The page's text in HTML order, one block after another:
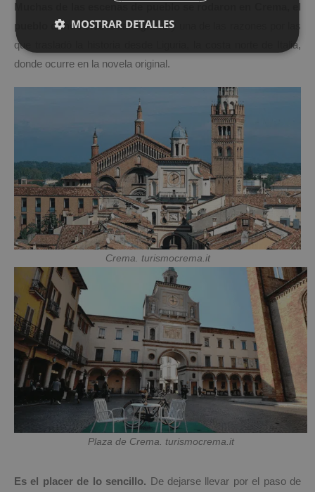
Muchas de las escenas de pueblo se rodaron en Crema, el
pueblo donde vive Guadagninoy una de las razones por las
que trasladó la historia desde Liguria, la costa norte de Italia,
donde ocurre en la novela original.
Crema. turismocrema.it
Plaza de Crema. turismocrema.it
Es el placer de lo sencillo. De dejarse llevar por el paso de
MOSTRAR DETALLES